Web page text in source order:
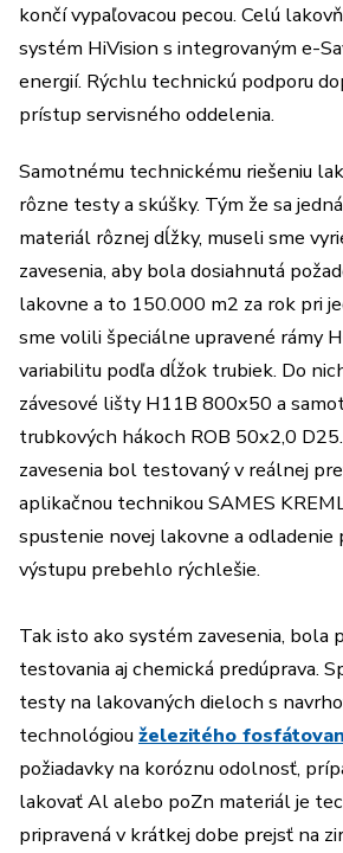
končí vypaľovacou pecou. Celú
systém HiVision s integrovaným e-
energií. Rýchlu technickú podporu
prístup servisného oddelenia.
Samotnému technickému riešeniu
rôzne testy a skúšky. Tým že sa
materiál rôznej dĺžky, museli sme
zavesenia, aby bola dosiahnutá
lakovne a to 150.000 m2 za rok pri
sme volili špeciálne upravené rámy
variabilitu podľa dĺžok trubiek. Do
závesové lišty H11B 800x50 a
trubkových hákoch ROB 50x2,0
zavesenia bol testovaný v reálnej
aplikačnou technikou SAMES
spustenie novej lakovne a odladenie
výstupu prebehlo rýchlešie.
Tak isto ako systém zavesenia, bola
testovania aj chemická predúprava.
testy na lakovaných dieloch s
technológiou železitého
požiadavky na koróznu odolnosť,
lakovať Al alebo poZn materiál je
pripravená v krátkej dobe prejsť na